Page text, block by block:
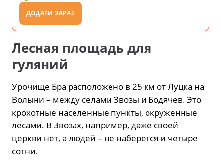
ДОДАТИ ЗАРАЗ
Лесная площадь для
гуляний
Урочище Бра расположено в 25 км от Луцка на
Волыни – между селами Звозы и Бодячев. Это
крохотные населенные пункты, окруженные
лесами. В Звозах, например, даже своей
церкви нет, а людей – не наберется и четыре
сотни.